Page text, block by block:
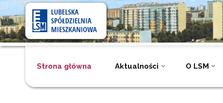
Lubelska
Spółdzielnia
Mieszkaniowa
Strona główna Aktualności O LSM